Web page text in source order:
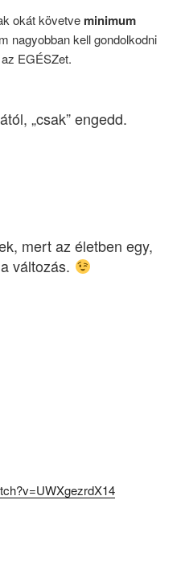
okát követve minimum
nagyobban kell gondolkodni
EGÉSZet.
„csak” engedd.
mert az életben egy,
változás.